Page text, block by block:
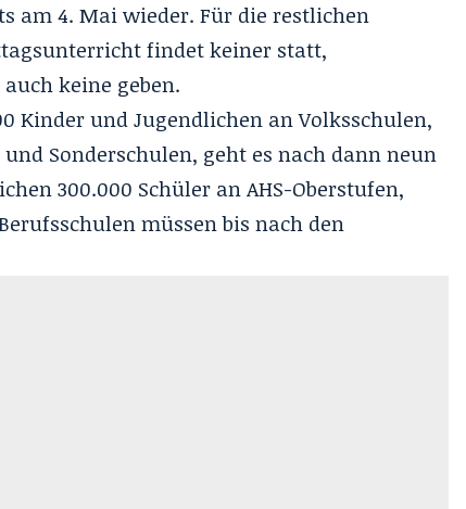
am 4. Mai wieder. Für die restlichen
findet keiner statt,
keine geben.
Kinder und Jugendlichen an Volksschulen,
Sonderschulen, geht es nach dann neun
300.000 Schüler an AHS-Oberstufen,
müssen bis nach den